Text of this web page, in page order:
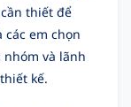
thiết để
em chọn
và lãnh
kế.